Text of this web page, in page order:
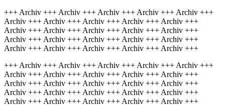
+++ Archiv +++ Archiv +++ Archiv +++ Archiv +++ Archiv +++
Archiv +++ Archiv +++ Archiv +++ Archiv +++ Archiv +++
Archiv +++ Archiv +++ Archiv +++ Archiv +++ Archiv +++
Archiv +++ Archiv +++ Archiv +++ Archiv +++ Archiv +++
Archiv +++ Archiv +++ Archiv +++ Archiv +++ Archiv +++
+++ Archiv +++ Archiv +++ Archiv +++ Archiv +++ Archiv +++
Archiv +++ Archiv +++ Archiv +++ Archiv +++ Archiv +++
Archiv +++ Archiv +++ Archiv +++ Archiv +++ Archiv +++
Archiv +++ Archiv +++ Archiv +++ Archiv +++ Archiv +++
Archiv +++ Archiv +++ Archiv +++ Archiv +++ Archiv +++